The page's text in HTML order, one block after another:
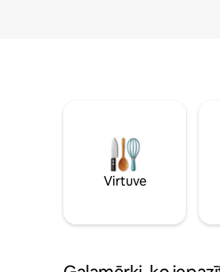
Virtuve